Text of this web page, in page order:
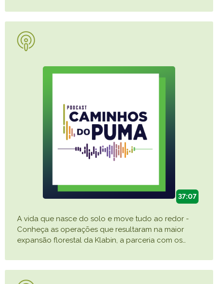
37:07
A vida que nasce do solo e move tudo ao redor -
Conheça as operações que resultaram na maior
expansão florestal da Klabin, a parceria com os…